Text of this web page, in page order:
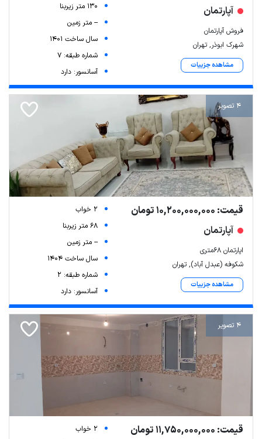
آپارتمان
فروش آپارتمان
شهرک ابوذر, تهران
مشاهده جزییات
130 متر زیربنا
-- متر زمین
سال ساخت 1401
شماره طبقه: 7
آسانسور: دارد
4 تصویر
قیمت: 10,200,000,000 تومان
آپارتمان
اپارتمان ۶۸متری
شکوفه (عبدل آباد), تهران
مشاهده جزییات
2 خواب
68 متر زیربنا
-- متر زمین
سال ساخت 1404
شماره طبقه: 2
آسانسور: دارد
4 تصویر
قیمت: 11,750,000,000 تومان
2 خواب